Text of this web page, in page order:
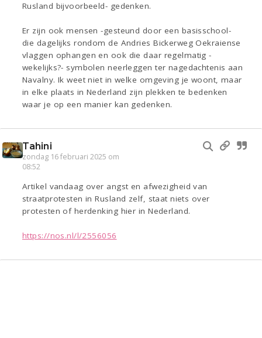
Rusland bijvoorbeeld- gedenken.
Er zijn ook mensen -gesteund door een basisschool-
die dagelijks rondom de Andries Bickerweg Oekraiense
vlaggen ophangen en ook die daar regelmatig -
wekelijks?- symbolen neerleggen ter nagedachtenis aan
Navalny. Ik weet niet in welke omgeving je woont, maar
in elke plaats in Nederland zijn plekken te bedenken
waar je op een manier kan gedenken.
Tahini
zondag 16 februari 2025 om
08:52
Artikel vandaag over angst en afwezigheid van
straatprotesten in Rusland zelf, staat niets over
protesten of herdenking hier in Nederland.
https://nos.nl/l/2556056